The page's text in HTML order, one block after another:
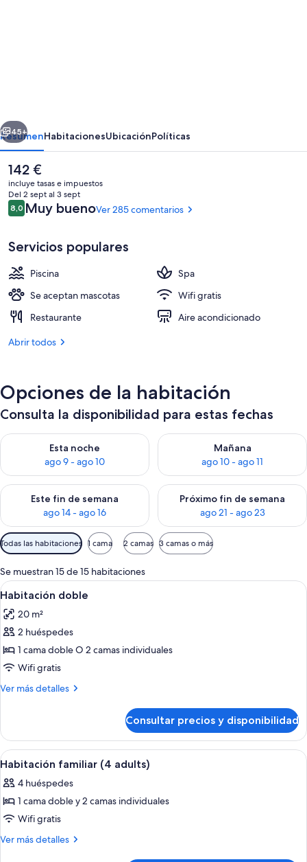
Vistas desde la habitación
Siguiente
45+
ResumenHabitacionesUbicaciónPolíticas
El
precio
actual
es
de
142 €
incluye tasas e impuestos
Del 2 sept al 3 sept
Comentarios
8,08,0 de 10
Muy buenoVer 285 comentarios
Servicios populares
Piscina
Spa
Se aceptan mascotas
Wifi gratis
Restaurante
Aire acondicionado
Abrir todos
Opciones de la habitación
Consulta la disponibilidad para estas fechas
Esta noche
ago 9 - ago 10
Consulta la disponibilidad para esta noche, ago 9 - ago 10
Mañana
ago 10 - ago 11
Consulta la disponibilidad
Este fin de semana
ago 14 - ago 16
Consulta la disponibilidad para este fin de semana, ago 14 -
Próximo fin de semana
ago 21 - ago 23
Consulta la disponibilidad
Filtros
disponibles
para
las
habitaciones
Todas las habitaciones 1 cama 2 camas 3 camas o más
Se muestran 15 de 15 habitaciones
Abrir
todas
las
fotos
de
Habitación
doble
Un dormitorio ordenado con una
8
Habitación doble
20 m²
2 huéspedes
1 cama doble O 2 camas individuales
Wifi gratis
Ver más detalles
Más
doble
Consultar precios y disponibilidad
Abrir
todas
las
fotos
de
Habitación
Un dormitorio ordenado con una
8
Habitación familiar (4 adults)
4 huéspedes
1 cama doble y 2 camas individuales
Wifi gratis
Ver más detalles
Más